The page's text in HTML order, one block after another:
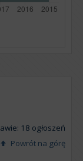
18 ogłoszeń
Powrót na górę